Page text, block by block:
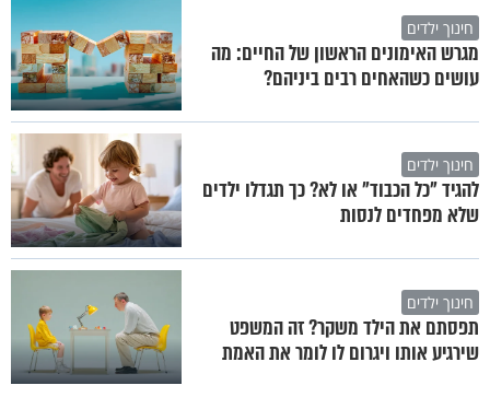
חינוך ילדים
מגרש האימונים הראשון של החיים: מה
עושים כשהאחים רבים ביניהם?
חינוך ילדים
להגיד "כל הכבוד" או לא? כך תגדלו ילדים
שלא מפחדים לנסות
חינוך ילדים
תפסתם את הילד משקר? זה המשפט
שירגיע אותו ויגרום לו לומר את האמת